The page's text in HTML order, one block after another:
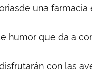
una
humor que da a
con las